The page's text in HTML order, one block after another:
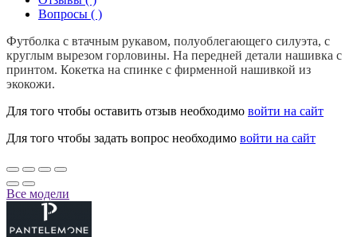
Вопросы ( )
Футболка с втачным рукавом, полуоблегающего силуэта, с
круглым вырезом горловины. На передней детали нашивка с
принтом. Кокетка на спинке с фирменной нашивкой из
экокожи.
Для того чтобы оставить отзыв необходимо войти на сайт
Для того чтобы задать вопрос необходимо войти на сайт
Все модели